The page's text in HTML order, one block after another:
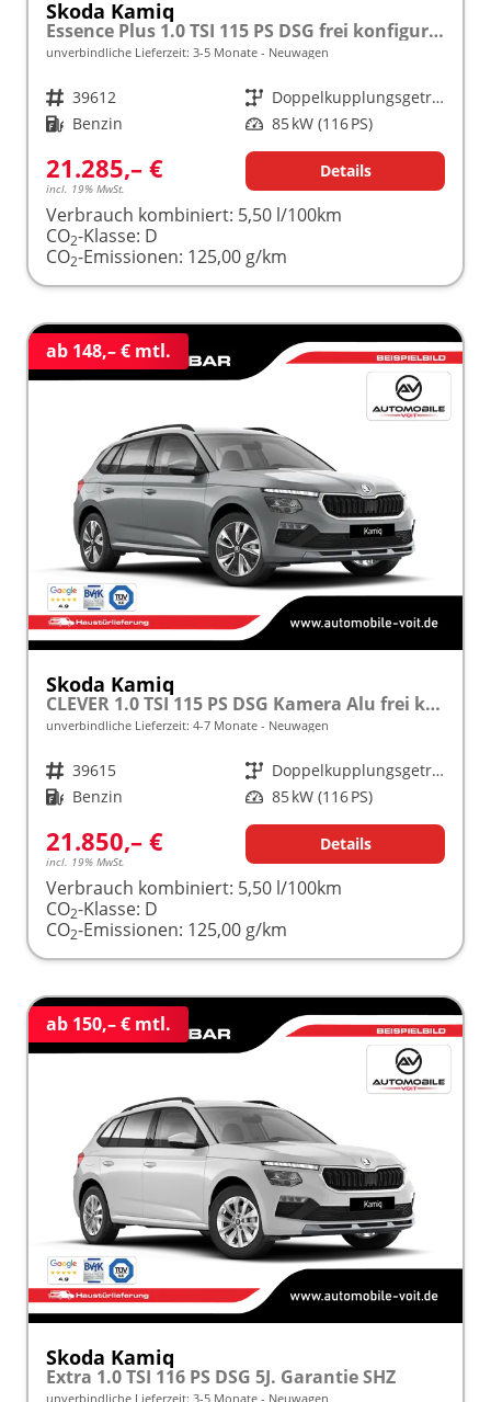
Skoda Kamiq
Essence Plus 1.0 TSI 115 PS DSG frei konfigurierbar!
unverbindliche Lieferzeit: 3-5 Monate Neuwagen
Fahrzeugnr. 39612 Getriebe
Doppelkupplungsgetriebe (DSG)
Kraftstoff Benzin Leistung 85 kW (116 PS)
21.285,– €
incl. 19% MwSt.
Details
Verbrauch kombiniert: 5,50 l/100km
CO2-Klasse: D
CO2-Emissionen: 125,00 g/km
ab 148,– € mtl.
Skoda Kamiq
CLEVER 1.0 TSI 115 PS DSG Kamera Alu frei konfigurierbar!
unverbindliche Lieferzeit: 4-7 Monate Neuwagen
Fahrzeugnr. 39615 Getriebe
Doppelkupplungsgetriebe (DSG)
Kraftstoff Benzin Leistung 85 kW (116 PS)
21.850,– €
incl. 19% MwSt.
Details
Verbrauch kombiniert: 5,50 l/100km
CO2-Klasse: D
CO2-Emissionen: 125,00 g/km
ab 150,– € mtl.
Skoda Kamiq
Extra 1.0 TSI 116 PS DSG 5J. Garantie SHZ
unverbindliche Lieferzeit: 3-5 Monate Neuwagen